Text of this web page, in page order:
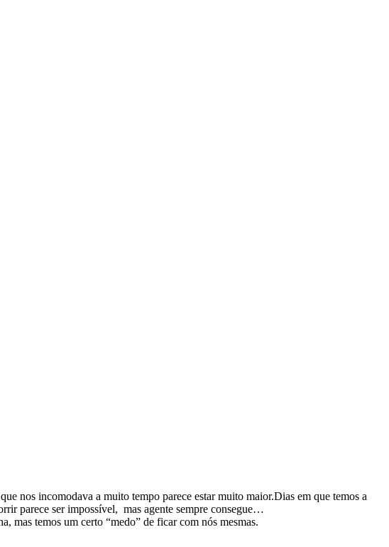
nos incomodava a muito tempo parece estar muito maior.Dias em que temos a
parece ser impossível, mas agente sempre consegue…
mas temos um certo “medo” de ficar com nós mesmas.